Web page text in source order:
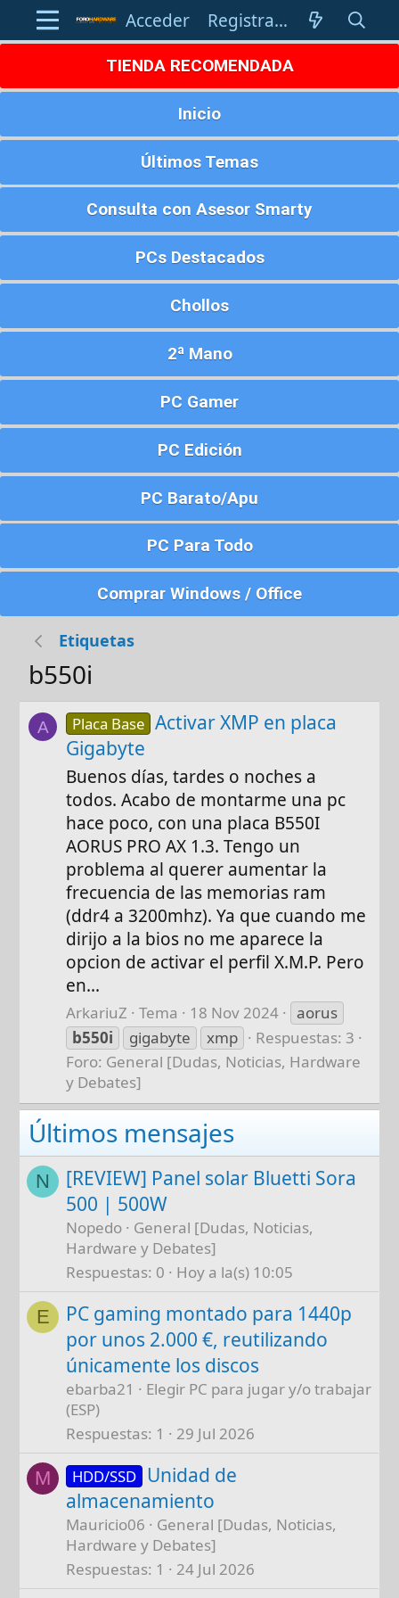
Acceder Registrarse
TIENDA RECOMENDADA
Inicio
Últimos Temas
Consulta con Asesor Smarty
PCs Destacados
Chollos
2ª Mano
PC Gamer
PC Edición
PC Barato/Apu
PC Para Todo
Comprar Windows / Office
Etiquetas
b550i
A Placa Base Activar XMP en placa
Gigabyte
Buenos días, tardes o noches a
todos. Acabo de montarme una pc
hace poco, con una placa B550I
AORUS PRO AX 1.3. Tengo un
problema al querer aumentar la
frecuencia de las memorias ram
(ddr4 a 3200mhz). Ya que cuando me
dirijo a la bios no me aparece la
opcion de activar el perfil X.M.P. Pero
en...
ArkariuZ Tema 18 Nov 2024
aorus
b550i
gigabyte xmp
Respuestas: 3
Foro: General [Dudas, Noticias, Hardware
y Debates]
Últimos mensajes
N
[REVIEW] Panel solar Bluetti Sora
500 | 500W
Nopedo
General [Dudas, Noticias,
Hardware y Debates]
Respuestas 0 Hoy a la(s) 10:05
E
PC gaming montado para 1440p
por unos 2.000 €, reutilizando
únicamente los discos
ebarba21
Elegir PC para jugar y/o trabajar
(ESP)
Respuestas 1 29 Jul 2026
M HDD/SSD Unidad de
almacenamiento
Mauricio06
General [Dudas, Noticias,
Hardware y Debates]
Respuestas 1 24 Jul 2026